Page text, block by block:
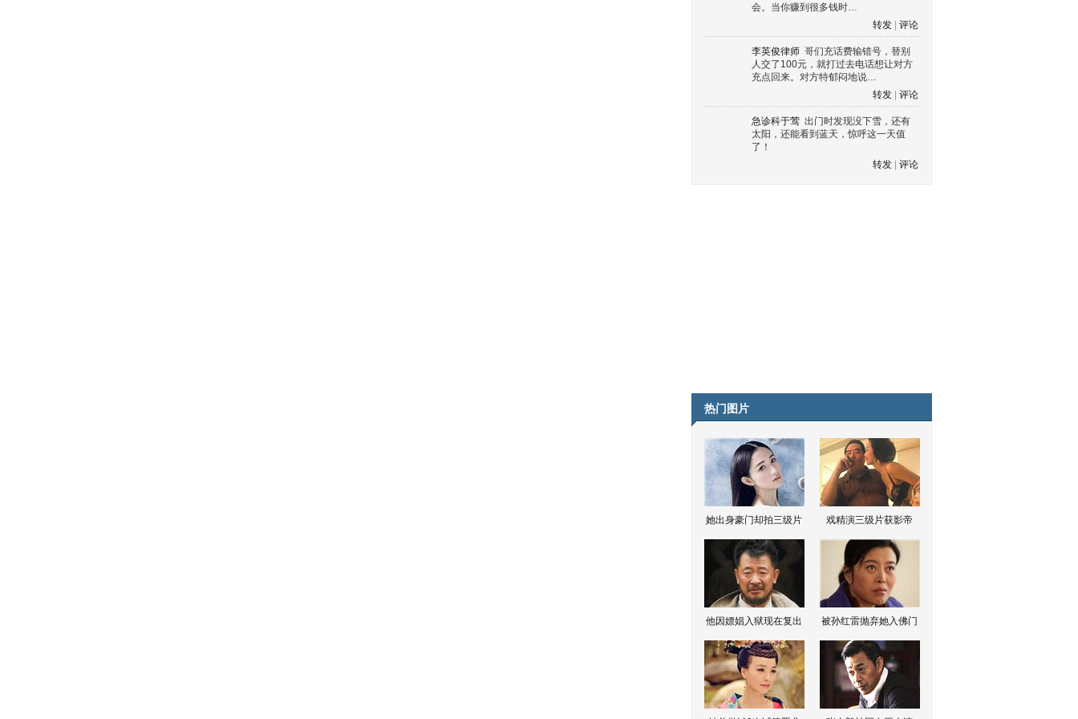
会。当你赚到很多钱时…
转发
评论
李英俊律师 哥们充话费输错号，替别
人交了100元，就打过去电话想让对方
充点回来。对方特郁闷地说…
转发
评论
急诊科于莺 出门时发现没下雪，还有
太阳，还能看到蓝天，惊呼这一天值
了！
转发
评论
热门图片
她出身豪门却拍三级片 戏精演三级片获影帝
他因嫖娼入狱现在复出 被孙红雷抛弃她入佛门